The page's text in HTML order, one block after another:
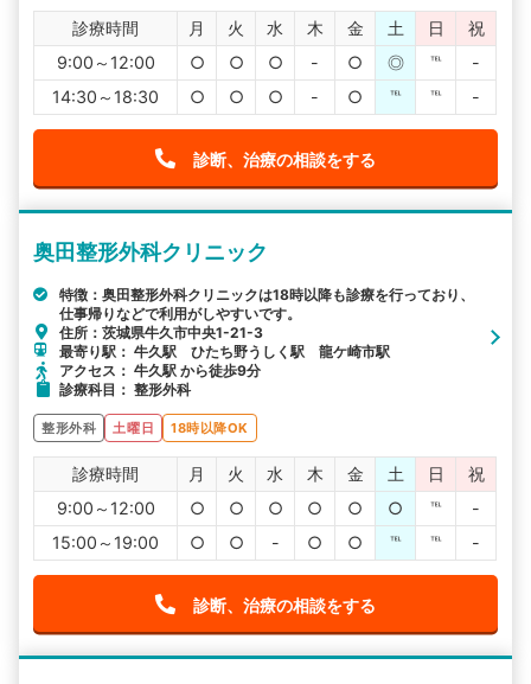
診療時間 月 火 水 木 金 土 日
祝
9:00～12:00
○ ○ ○ - ○ ◎ ℡
-
14:30～18:30
○ ○ ○ - ○ ℡ ℡ -
診断、治療の相談をする
奥田整形外科クリニック
特徴：奥田整形外科クリニックは18時以降も診療を行っており、
仕事帰りなどで利用がしやすいです。
住所：茨城県牛久市中央1-21-3
最寄り駅： 牛久駅 ひたち野うしく駅 龍ケ崎市駅
アクセス： 牛久駅 から徒歩9分
診療科目： 整形外科
整形外科 土曜日 18時以降OK
診療時間 月 火 水 木 金 土 日
祝
9:00～12:00
○ ○ ○ ○ ○ ○ ℡
-
15:00～19:00
○ ○ - ○ ○ ℡ ℡ -
診断、治療の相談をする